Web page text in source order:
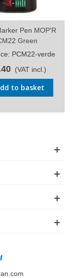
Pen MOP'R
Green
PCM22-verde
(VAT incl.)
to basket